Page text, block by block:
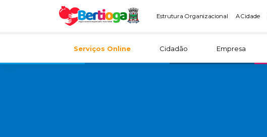
Estrutura Organizacional A Cidade
Serviços Online Cidadão Empresa